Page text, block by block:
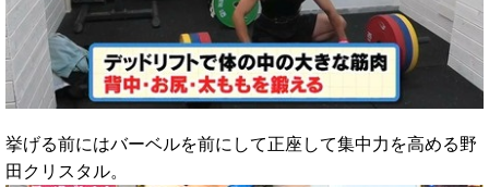
挙げる前にはバーベルを前にして正座して集中力を高める野
田クリスタル。